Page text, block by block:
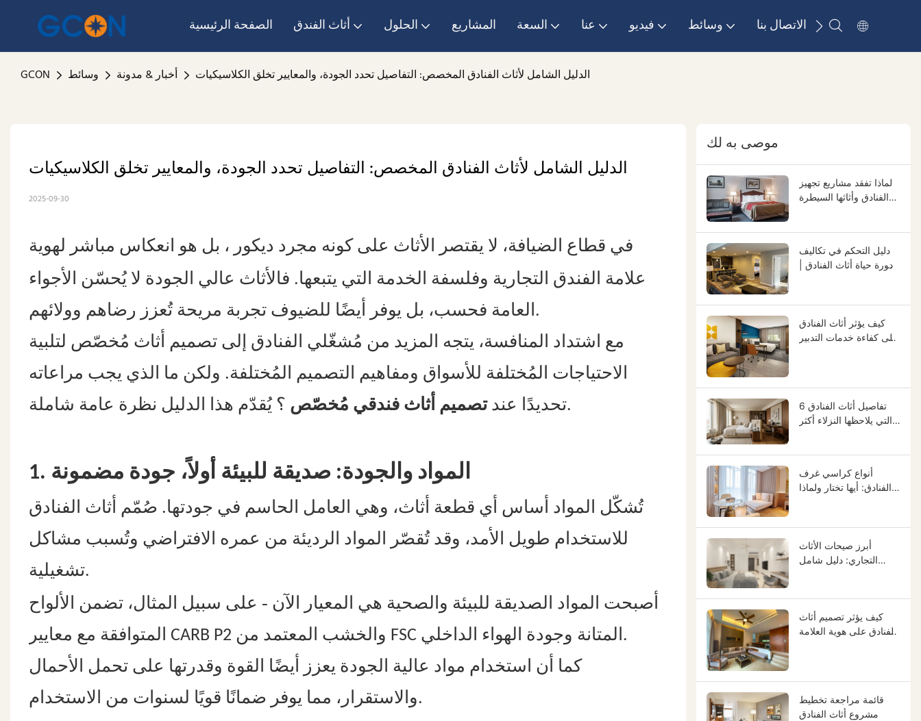
الصفحة الرئيسية أثاث الفندق الحلول المشاريع السعة عنا فيديو وسائط الاتصال بنا
GCON وسائط أخبار & مدونة الدليل الشامل لأثاث الفنادق المخصص: التفاصيل تحدد الجودة، والمعايير تخلق الكلاسيكيات
الدليل الشامل لأثاث الفنادق المخصص: التفاصيل تحدد الجودة، والمعايير تخلق الكلاسيكيات
2025-09-30
في قطاع الضيافة، لا يقتصر الأثاث على كونه مجرد ديكور ، بل هو انعكاس مباشر لهوية
علامة الفندق التجارية وفلسفة الخدمة التي يتبعها. فالأثاث عالي الجودة لا يُحسّن الأجواء
العامة فحسب، بل يوفر أيضًا للضيوف تجربة مريحة تُعزز رضاهم وولائهم.
مع اشتداد المنافسة، يتجه المزيد من مُشغّلي الفنادق إلى تصميم أثاث مُخصّص لتلبية
الاحتياجات المُختلفة للأسواق ومفاهيم التصميم المُختلفة. ولكن ما الذي يجب مراعاته
تحديدًا عندتصميم أثاث فندقي مُخصّص ؟ يُقدّم هذا الدليل نظرة عامة شاملة.
1. المواد والجودة: صديقة للبيئة أولاً، جودة مضمونة
تُشكّل المواد أساس أي قطعة أثاث، وهي العامل الحاسم في جودتها. صُمّم أثاث الفنادق
للاستخدام طويل الأمد، وقد تُقصّر المواد الرديئة من عمره الافتراضي وتُسبب مشاكل
تشغيلية.
أصبحت المواد الصديقة للبيئة والصحية هي المعيار الآن - على سبيل المثال، تضمن الألواح
المتوافقة مع معايير CARB P2 والخشب المعتمد من FSC المتانة وجودة الهواء الداخلي.
كما أن استخدام مواد عالية الجودة يعزز أيضًا القوة وقدرتها على تحمل الأحمال
والاستقرار، مما يوفر ضمانًا قويًا لسنوات من الاستخدام.
موصى به لك
لماذا تفقد مشاريع تجهيز
الفنادق وأثاثها السيطرة
دليل التحكم في تكاليف
دورة حياة أثاث الفنادق |
الاستثمار | GCON
كيف يؤثر أثاث الفنادق
على كفاءة خدمات التدبير
6 تفاصيل أثاث الفنادق
التي يلاحظها النزلاء أكثر
أنواع كراسي غرف
الفنادق: أيها تختار ولماذا
أبرز صيحات الأثاث
التجاري: دليل شامل
كيف يؤثر تصميم أثاث
الفنادق على هوية العلامة
قائمة مراجعة تخطيط
مشروع أثاث الفنادق